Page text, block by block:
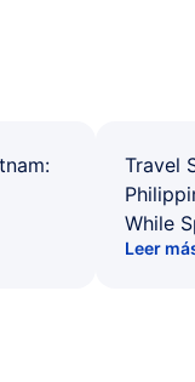
Travel
While
Leer